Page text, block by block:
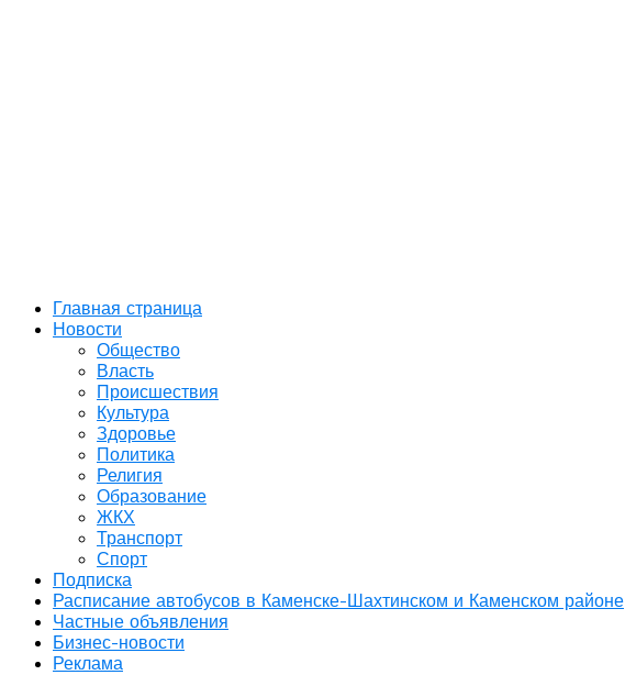
Главная страница
Новости
Общество
Власть
Происшествия
Культура
Здоровье
Политика
Религия
Образование
ЖКХ
Транспорт
Спорт
Подписка
Расписание автобусов в Каменске-Шахтинском и Каменском районе
Частные объявления
Бизнес-новости
Реклама